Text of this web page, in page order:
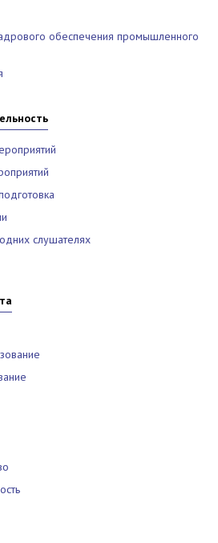
обеспечения промышленного
слушателях